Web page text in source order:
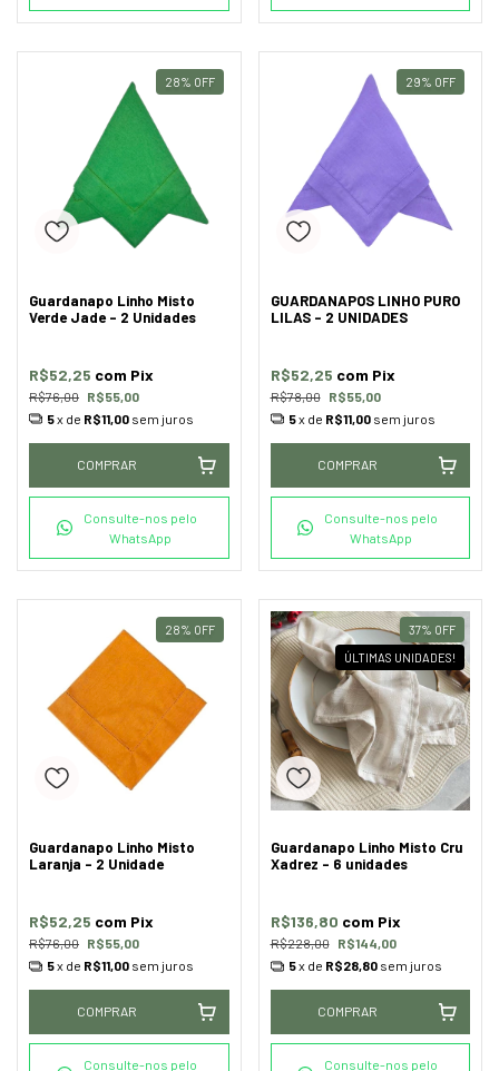
28% OFF
Guardanapo Linho Misto
Verde Jade - 2 Unidades
R$76,00 R$55,00
R$52,25 com Pix
5x de R$11,00 sem juros
COMPRAR
Consulte-nos pelo
WhatsApp
29% OFF
GUARDANAPOS LINHO PURO
LILAS - 2 UNIDADES
R$78,00 R$55,00
R$52,25 com Pix
5x de R$11,00 sem juros
COMPRAR
Consulte-nos pelo
WhatsApp
28% OFF
Guardanapo Linho Misto
Laranja - 2 Unidade
R$76,00 R$55,00
R$52,25 com Pix
5x de R$11,00 sem juros
COMPRAR
Consulte-nos pelo
37% OFF
ÚLTIMAS UNIDADES!
Guardanapo Linho Misto Cru
Xadrez - 6 unidades
R$228,00 R$144,00
R$136,80 com Pix
5x de R$28,80 sem juros
COMPRAR
Consulte-nos pelo